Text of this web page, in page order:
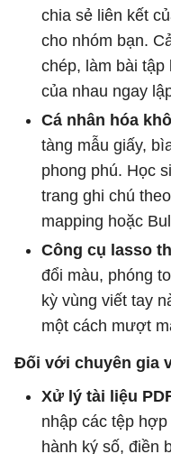
chia sẻ liên kết
cho nhóm bạn.
chép, làm bài
của nhau ngay
Cá nhân hóa
tàng mẫu giấy,
phong phú. Học
trang ghi chú
mapping hoặc
Công cụ lasso
đổi màu, phóng
kỳ vùng viết tay
một cách mượt
Đối với chuyên gia
Xử lý tài liệu
nhập các tệp
hành ký số, điền